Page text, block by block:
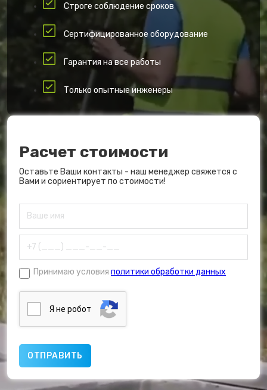
Строге соблюдение сроков
Сертифицированное оборудование
Гарантия на все работы
Только опытные инженеры
Расчет стоимости
Оставьте Ваши контакты - наш менеджер свяжется с
Вами и сориентирует по стоимости!
Принимаю условия политики обработки данных
Я нe poбoт